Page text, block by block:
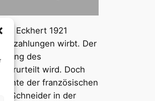
Eckhert 1921
wirbt. Der
des
verurteilt wird. Doch
der französischen
Schneider in der